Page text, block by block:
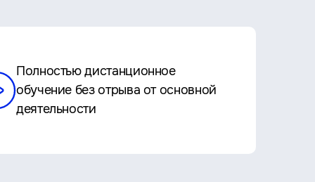
Полностью дистанционное
обучение без отрыва от основной
деятельности